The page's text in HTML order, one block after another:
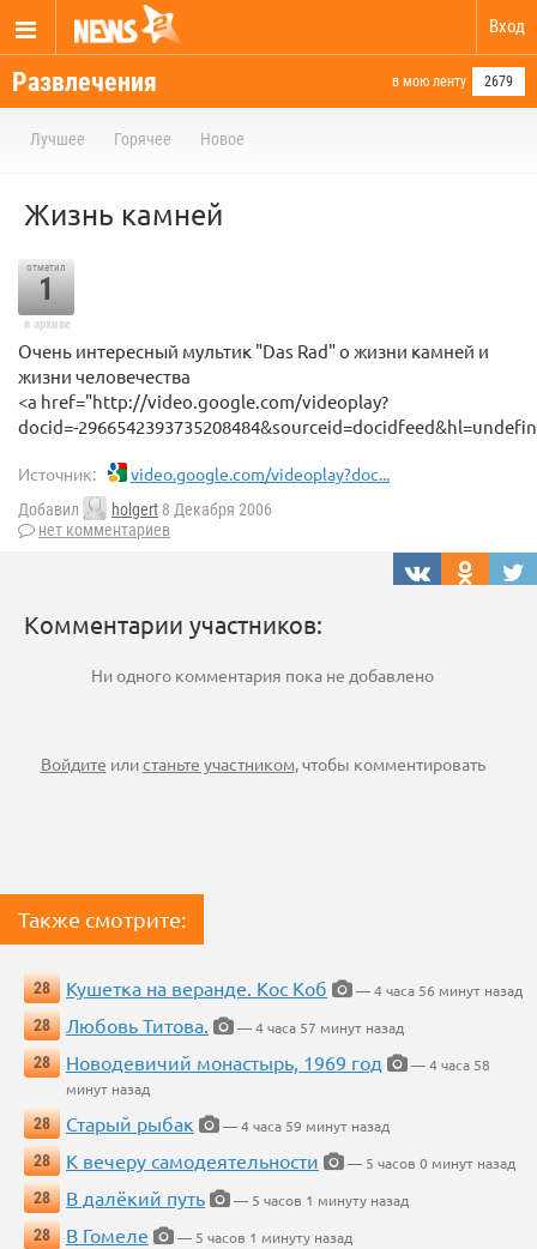
Вход
Развлечения в мою ленту 2679
Лучшее Горячее Новое
Жизнь камней
отметил
1
в архиве
Очень интересный мультик "Das Rad" о жизни камней и
жизни человечества
<a href="http://video.google.com/videoplay?
docid=-
Источник: video.google.com/videoplay?doc...
Добавил holgert 8 Декабря 2006
нет комментариев
Комментарии участников:
Ни одного комментария пока не добавлено
Войдите илистаньте участником, чтобы комментировать
Также смотрите:
28 Кушетка на веранде. Кос Коб
— 4 часа 56 минут назад
28
Любовь Титова.
— 4 часа 57 минут назад
28
Новодевичий монастырь, 1969 год
— 4 часа 58
минут назад
28
Старый рыбак
— 4 часа 59 минут назад
28
К вечеру самодеятельности
— 5 часов 0 минут назад
28
В далёкий путь
— 5 часов 1 минуту назад
28
В Гомеле
— 5 часов 1 минуту назад